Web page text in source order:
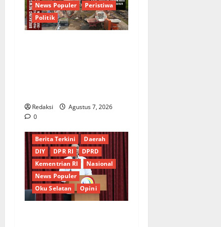
News Populer
Peristiwa
Politik
Redaksi
Agustus 7, 2026
0
Berita Terkini
Daerah
DIY
DPR RI
DPRD
Kementrian RI
Nasional
News Populer
Oku Selatan
Opini